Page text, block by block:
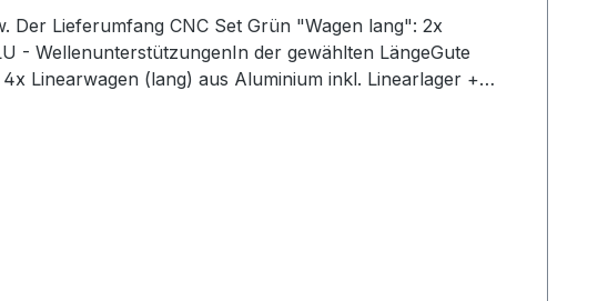
Lieferumfang CNC Set Grün "Wagen lang": 2x
- WellenunterstützungenIn der gewählten LängeGute
Linearwagen (lang) aus Aluminium inkl. Linearlager +